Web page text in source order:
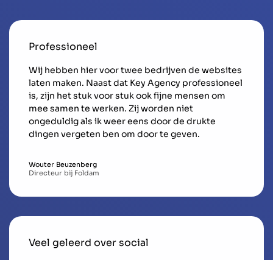
Professioneel
Wij hebben hier voor twee bedrijven de websites
laten maken. Naast dat Key Agency professioneel
is, zijn het stuk voor stuk ook fijne mensen om
mee samen te werken. Zij worden niet
ongeduldig als ik weer eens door de drukte
dingen vergeten ben om door te geven.
Wouter Beuzenberg
Directeur bij Foldam
Veel geleerd over social